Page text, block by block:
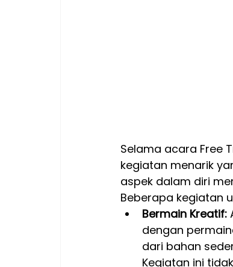
Selama acara Free
kegiatan menarik
aspek dalam diri
Beberapa kegiatan
Bermain Kreatif:
dengan
dari bahan
Kegiatan ini